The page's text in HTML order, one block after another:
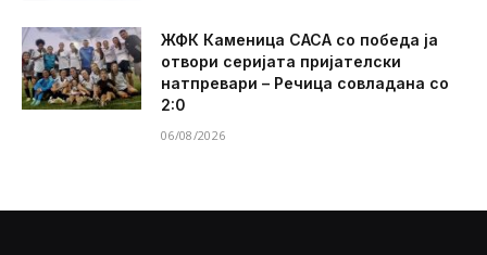
ЖФК Каменица САСА со победа ја
отвори серијата пријателски
натпревари – Речица совладана со
2:0
06/08/2026